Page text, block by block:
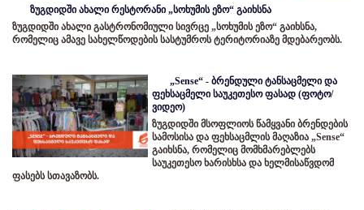
ზუგდიდში ახალი რესტორანი „სოხუმის ეზო“ გაიხსნა
ზუგდიდში ახალი გასტრონომიული სივრცე „სოხუმის ეზო“ გაიხსნა,
რომელიც ამავე სახელწოდების სასტუმროს ტერიტორიაზე მდებარეობს.
„Sense“ - ბრენდული ტანსაცმელი და
ფეხსაცმელი საუკეთესო ფასად (ფოტო/
ვიდეო)
ზუგდიდში მსოფლიოს წამყვანი ბრენდების
სამოსისა და ფეხსაცმლის მაღაზია „Sense“
გაიხსნა, რომელიც მომხმარებლებს
საუკეთესო ხარისხსა და ხელმისაწვდომ
ფასებს სთავაზობს.